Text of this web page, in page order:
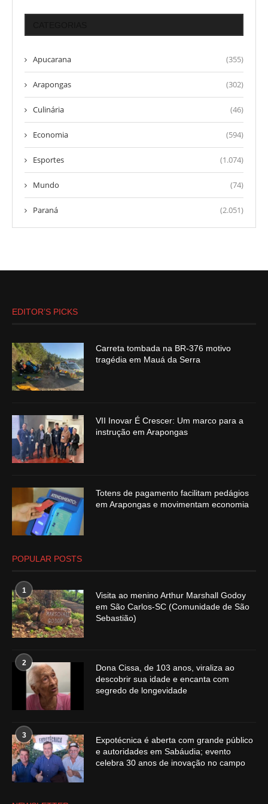
Apucarana (355)
Arapongas (302)
Culinária (46)
Economia (594)
Esportes (1.074)
Mundo (74)
Paraná (2.051)
EDITOR’S PICKS
Carreta tombada na BR-376 motivo
tragédia em Mauá da Serra
VII Inovar É Crescer: Um marco para a
instrução em Arapongas
Totens de pagamento facilitam pedágios
em Arapongas e movimentam economia
POPULAR POSTS
1
Visita ao menino Arthur Marshall Godoy
em São Carlos-SC (Comunidade de São
Sebastião)
2
Dona Cissa, de 103 anos, viraliza ao
descobrir sua idade e encanta com
segredo de longevidade
3
Expotécnica é aberta com grande público
e autoridades em Sabáudia; evento
celebra 30 anos de inovação no campo